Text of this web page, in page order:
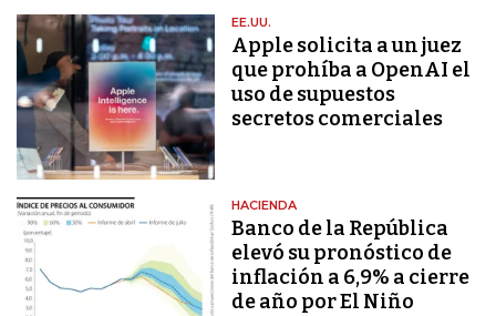
EE.UU.
Apple solicita a un juez
que prohíba a OpenAI el
uso de supuestos
secretos comerciales
HACIENDA
Banco de la República
elevó su pronóstico de
inflación a 6,9% a cierre
de año por El Niño